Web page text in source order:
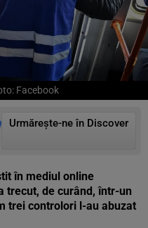
Facebook
Urmărește-ne în Discover
în mediul online
trecut, de curând, într-un
trei controlori l-au abuzat